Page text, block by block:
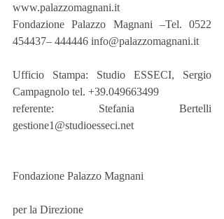
www.palazzomagnani.it
Fondazione Palazzo Magnani –Tel. 0522
454437– 444446 info@palazzomagnani.it
Ufficio Stampa: Studio ESSECI, Sergio
Campagnolo tel. +39.049663499
referente: Stefania Bertelli
gestione1@studioesseci.net
Fondazione Palazzo Magnani
per la Direzione